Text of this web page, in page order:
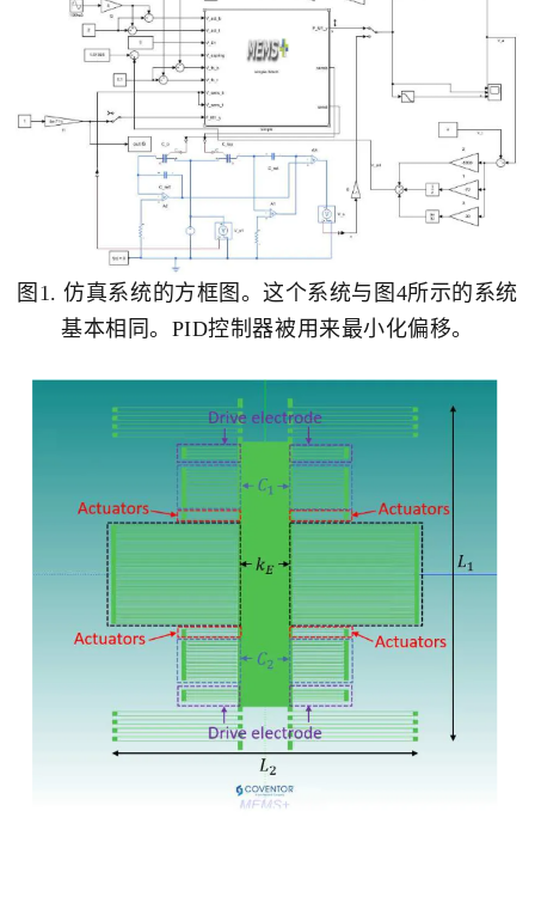
图1. 仿真系统的方框图。这个系统与图4所示的系统
基本相同。PID控制器被用来最小化偏移。